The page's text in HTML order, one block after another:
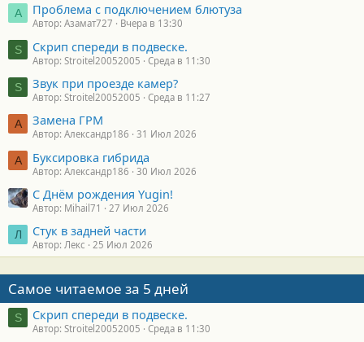
А Проблема с подключением блютуза
Автор: Азамат727 Вчера в 13:30
S Скрип спереди в подвеске.
Автор: Stroitel20052005 Среда в 11:30
S Звук при проезде камер?
Автор: Stroitel20052005 Среда в 11:27
А Замена ГРМ
Автор: Александр186 31 Июл 2026
А Буксировка гибрида
Автор: Александр186 30 Июл 2026
С Днём рождения Yugin!
Автор: Mihail71 27 Июл 2026
Л Стук в задней части
Автор: Лекс 25 Июл 2026
Самое читаемое за 5 дней
S Скрип спереди в подвеске.
Автор: Stroitel20052005 Среда в 11:30